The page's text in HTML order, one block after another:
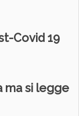
Covid 19
ma si legge